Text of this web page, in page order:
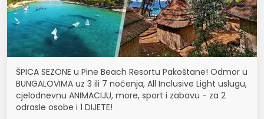
ŠPICA SEZONE u Pine Beach Resortu Pakoštane! Odmor u
BUNGALOVIMA uz 3 ili 7 noćenja, All Inclusive Light uslugu,
cjelodnevnu ANIMACIJU, more, sport i zabavu - za 2
odrasle osobe i 1 DIJETE!